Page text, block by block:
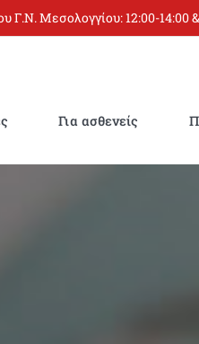
Γ.Ν. Μεσολογγίου: 12:00-14:00
Για ασθενείς